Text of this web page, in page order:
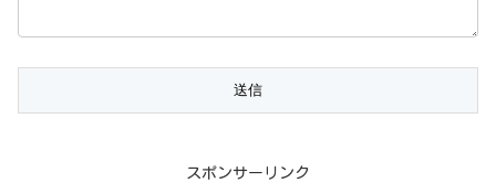
スポンサーリンク